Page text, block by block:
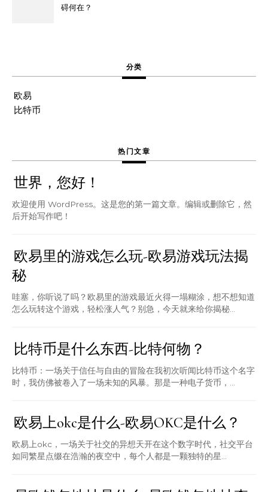
碍何在？
分类
欧易
比特币
热门文章
世界，您好！
欢迎使用 WordPress。这是您的第一篇文章。编辑或删除它，然
后开始写作吧！
欧易里的游戏怎么玩-欧易游戏玩法揭
秘
哇塞，你听说了吗？欧易里的游戏最近火得一塌糊涂，想不想知道
怎么玩转这个游戏，轻松涨人气？别急，今天就来给你揭秘...
比特币是什么东西-比特何物？
比特币：一场关于信任与自由的冒险在我初次听闻比特币这个名字
时，我仿佛被卷入了一场未知的风暴。那是一种电子货币，...
欧易上okc是什么-欧易OKC是什么？
欧易上okc，一场关于社交的异想天开在这个数字时代，社交平台
如同繁星点缀在浩瀚的夜空中，每个人都是一颗独特的星...